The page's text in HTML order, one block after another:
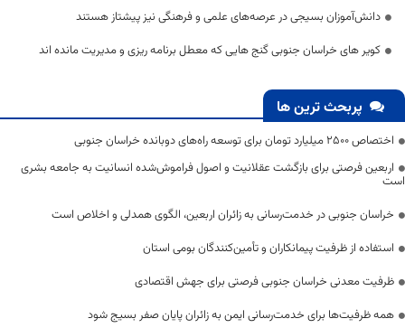
دانش‌آموزان بسیجی در عرصه‌های علمی و فرهنگی نیز پیشتاز هستند
کویر های خراسان جنوبی گنج هایی که معطل برنامه ریزی و مدیریت مانده اند
پربحث ترین ها
اختصاص 2500 میلیارد تومان برای توسعه راه‌های دوبانده خراسان جنوبی
اربعین فرصتی برای بازگشت عقلانیت و اصول فراموش‌شده انسانیت به جامعه بشری
است
خراسان جنوبی در خدمت‌رسانی به زائران اربعین، الگوی همدلی و اخلاص است
استفاده از ظرفیت پیمانکاران و تأمین‌کنندگان بومی استان
ظرفیت معدنی خراسان جنوبی فرصتی برای جهش اقتصادی
همه ظرفیت‌ها برای خدمت‌رسانی ایمن به زائران پایان صفر بسیج شود